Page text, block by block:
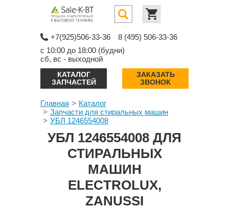
+7(925)506-33-36
8 (495) 506-33-36
с 10:00 до 18:00 (будни)
сб, вс - выходной
КАТАЛОГ
ЗАПЧАСТЕЙ
ЗАКАЗАТЬ
ЗВОНОК
Главная
Каталог
Запчасти для стиральных машин
УБЛ 1246554008
УБЛ 1246554008 ДЛЯ
СТИРАЛЬНЫХ
МАШИН
ELECTROLUX,
ZANUSSI